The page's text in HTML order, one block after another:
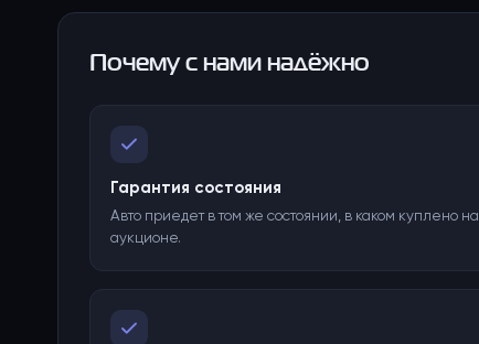
Почему с нами надёжно
Гарантия состояния
Авто приедет в том же состоянии, в каком куплено на
аукционе.